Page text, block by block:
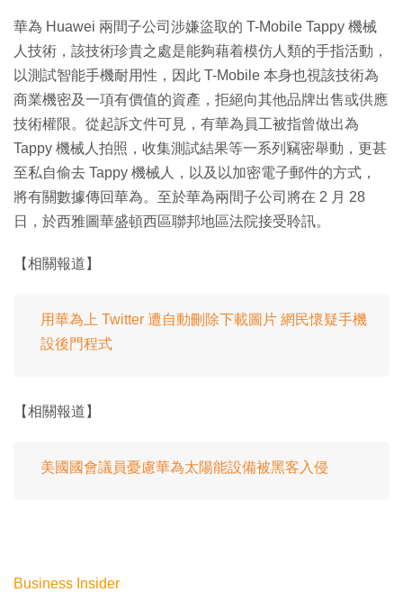
華為 Huawei 兩間子公司涉嫌盜取的 T-Mobile Tappy 機械
人技術，該技術珍貴之處是能夠藉着模仿人類的手指活動，
以測試智能手機耐用性，因此 T-Mobile 本身也視該技術為
商業機密及一項有價值的資產，拒絕向其他品牌出售或供應
技術權限。從起訴文件可見，有華為員工被指曾做出為
Tappy 機械人拍照，收集測試結果等一系列竊密舉動，更甚
至私自偷去 Tappy 機械人，以及以加密電子郵件的方式，
將有關數據傳回華為。至於華為兩間子公司將在 2 月 28
日，於西雅圖華盛頓西區聯邦地區法院接受聆訊。
【相關報道】
用華為上 Twitter 遭自動刪除下載圖片 網民懷疑手機
設後門程式
【相關報道】
美國國會議員憂慮華為太陽能設備被黑客入侵
Business Insider